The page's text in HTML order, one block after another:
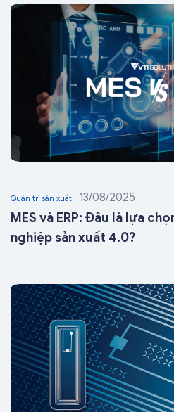
Quản trị sản xuất 13/08/2025
MES và ERP: Đâu là lựa
nghiệp sản xuất 4.0?